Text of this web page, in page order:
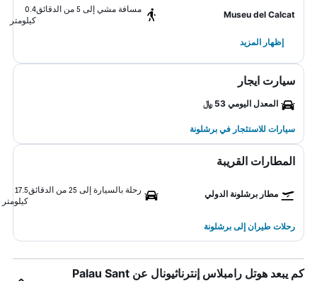
Museu del Calcat
مسافة مشي إلى 5 من الدقائق
0.4
كيلومتر
إظهار المزيد
سيارت ايجار
المعدل اليومي 53 ﷼
سيارات للاستئجار في برشلونة
المطارات القريبة
مطار برشلونة الدولي رحلة بالسيارة إلى 25 من الدقائق
17.5
كيلومتر
رحلات طيران إلى برشلونة
كم يبعد هوتل رامبلاس إنترناثيونال عن Palau Sant